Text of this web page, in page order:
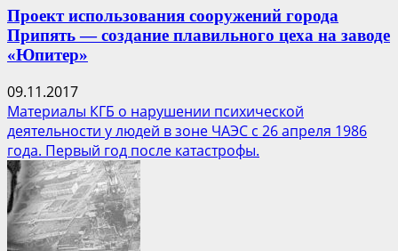
Проект использования сооружений города
Припять — создание плавильного цеха на заводе
«Юпитер»
09.11.2017
Материалы КГБ о нарушении психической
деятельности у людей в зоне ЧАЭС с 26 апреля 1986
года. Первый год после катастрофы.